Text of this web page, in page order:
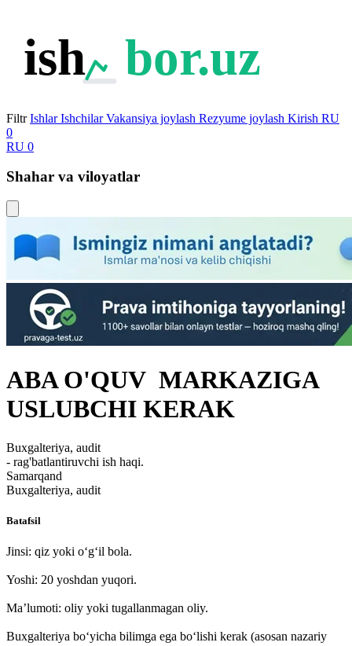
ish bor.uz
Filtr Ishlar Ishchilar Vakansiya joylash Rezyume joylash Kirish RU
0
RU 0
Shahar va viloyatlar
ABA O'QUV MARKAZIGA
USLUBCHI KERAK
Buxgalteriya, audit
- rag'batlantiruvchi ish haqi.
Samarqand
Buxgalteriya, audit
Batafsil
Jinsi: qiz yoki o‘g‘il bola.
Yoshi: 20 yoshdan yuqori.
Ma’lumoti: oliy yoki tugallanmagan oliy.
Buxgalteriya bo‘yicha bilimga ega bo‘lishi kerak (asosan nazariy